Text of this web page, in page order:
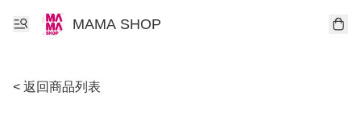
MAMA SHOP
< 返回商品列表